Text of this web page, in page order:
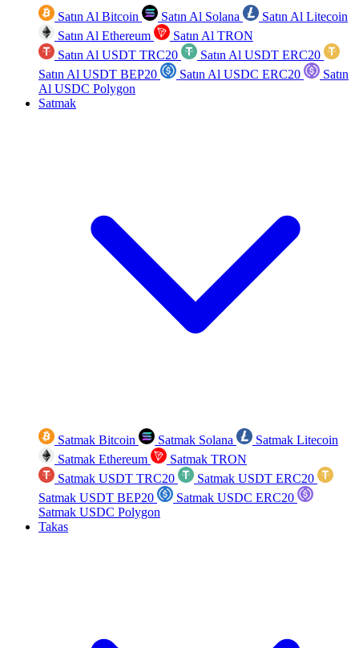
Satın Al Bitcoin Satın Al Solana
Satın Al Litecoin
Satın Al Ethereum
Satın Al TRON
Satın Al USDT TRC20
Satın Al USDT ERC20
Satın Al USDT BEP20
Satın Al USDC ERC20
Satın
Al USDC Polygon
Satmak
Satmak Bitcoin Satmak Solana
Satmak Litecoin
Satmak Ethereum
Satmak TRON
Satmak USDT TRC20
Satmak USDT ERC20
Satmak USDT BEP20
Satmak USDC ERC20
Satmak USDC Polygon
Takas